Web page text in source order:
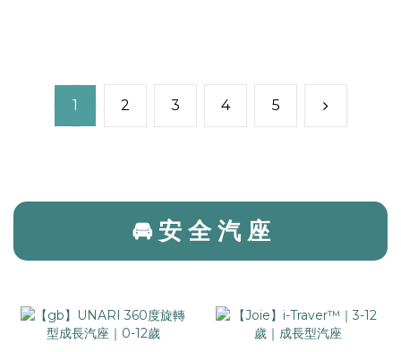
1 2 3 4 5
🚘 安 全 汽 座